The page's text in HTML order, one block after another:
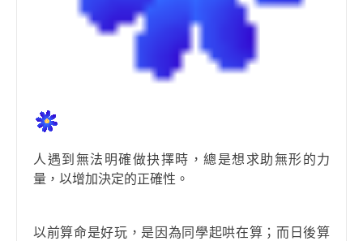
人遇到無法明確做抉擇時，總是想求助無形的力
量，以增加決定的正確性。
以前算命是好玩，是因為同學起哄在算；而日後算